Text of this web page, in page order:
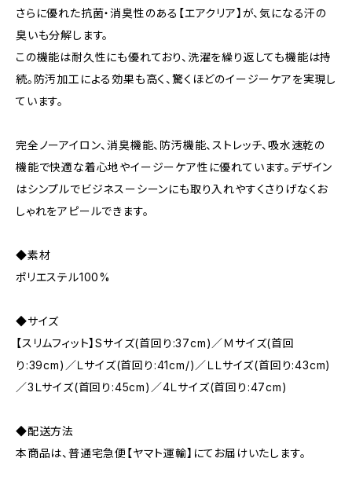
さらに優れた抗菌・消臭性のある【エアクリア】が、気になる汗の
臭いも分解します。
この機能は耐久性にも優れており、洗濯を繰り返しても機能は持
続。防汚加工による効果も高く、驚くほどのイージーケアを実現し
ています。
完全ノーアイロン、消臭機能、防汚機能、ストレッチ、吸水速乾の
機能で快適な着心地やイージーケア性に優れています。デザイン
はシンプルでビジネスーシーンにも取り入れやすくさりげなくお
しゃれをアピールできます。
◆素材
ポリエステル100%
◆サイズ
【スリムフィット】Sサイズ(首回り:37cm)／Ｍサイズ(首回
り:39cm)／Ｌサイズ(首回り:41cm/)／ＬＬサイズ(首回り:43cm)
／3Ｌサイズ(首回り:45cm)／4Ｌサイズ(首回り:47cm)
◆配送方法
本商品は、普通宅急便【ヤマト運輸】にてお届けいたします。